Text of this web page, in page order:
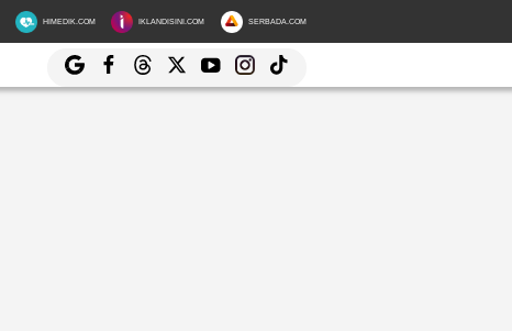
HIMEDIK.COM IKLANDISINI.COM SERBADA.COM